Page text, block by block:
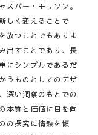
スパー・モリソン。
しく変えることで
放つことでもありま
出すことであり、長
にシンプルであるだ
うものとしてのデザ
深い洞察のもとでの
本質と価値に目を向
の探究に情熱を傾